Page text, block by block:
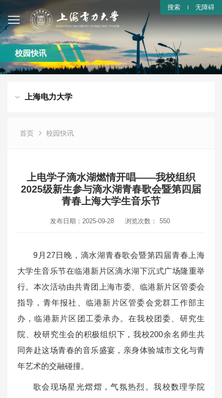
无障碍
搜索
校园快讯
上海电力大学
首页 校园快讯
上电学子滴水湖燃情开唱——我校组织
2025级新生参与滴水湖青春歌会暨第四届
青春上海大学生音乐节
发布日期：2025-09-28 浏览次数： 550
9月27日晚，滴水湖青春歌会暨第四届青春上海
大学生音乐节在临港新片区滴水湖下沉式广场隆重举
行。本次活动由共青团上海市委、临港新片区管委会
指导，青年报社、临港新片区管委会党群工作部主
办，临港新片区团工委承办。在我校团委、研究生
院、校研究生会的积极组织下，我校200余名师生共
同奔赴这场青春的音乐盛宴，亲身体验城市文化与青
年艺术的交融碰撞。
歌会现场星光熠熠，气氛热烈。我校数理学院